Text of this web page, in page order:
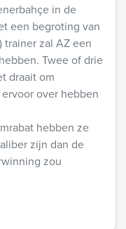
in de
een begroting van
trainer zal AZ een
Twee of drie
draait om
over hebben
hebben ze
zijn dan de
zou